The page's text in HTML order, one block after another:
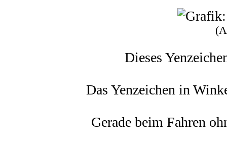
Dieses
Das Yenzeichen in
Gerade beim Fahren